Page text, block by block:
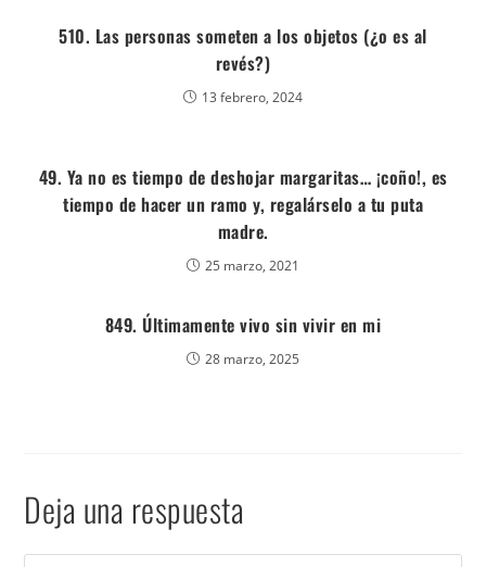
510. Las personas someten a los objetos (¿o es al
revés?)
13 febrero, 2024
49. Ya no es tiempo de deshojar margaritas… ¡coño!, es
tiempo de hacer un ramo y, regalárselo a tu puta
madre.
25 marzo, 2021
849. Últimamente vivo sin vivir en mi
28 marzo, 2025
Deja una respuesta